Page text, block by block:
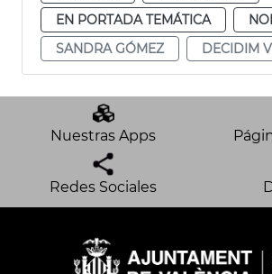
EN PORTADA TEMÁTICA
SANDRA GÓMEZ
DECIDIM
Nuestras Apps
Redes Sociales